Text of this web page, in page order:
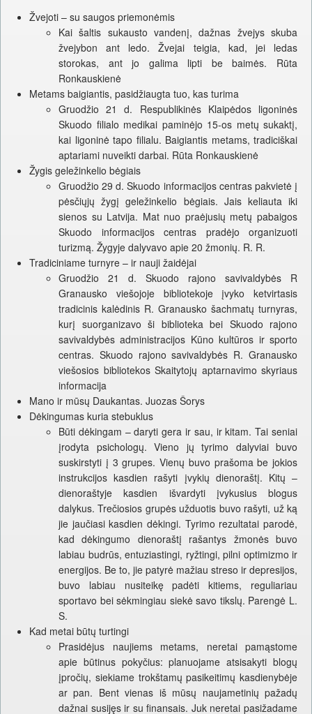
Žvejoti – su saugos priemonėmis
Kai šaltis sukausto vandenį, dažnas žvejys skuba
žvejybon ant ledo. Žvejai teigia, kad, jei ledas
storokas, ant jo galima lipti be baimės. Rūta
Ronkauskienė
Metams baigiantis, pasidžiaugta tuo, kas turima
Gruodžio 21 d. Respublikinės Klaipėdos ligoninės
Skuodo filialo medikai paminėjo 15-os metų sukaktį,
kai ligoninė tapo filialu. Baigiantis metams, tradiciškai
aptariami nuveikti darbai. Rūta Ronkauskienė
Žygis geležinkelio bėgiais
Gruodžio 29 d. Skuodo informacijos centras pakvietė į
pėsčiųjų žygį geležinkelio bėgiais. Jais keliauta iki
sienos su Latvija. Mat nuo praėjusių metų pabaigos
Skuodo informacijos centras pradėjo organizuoti
turizmą. Žygyje dalyvavo apie 20 žmonių. R. R.
Tradiciniame turnyre – ir nauji žaidėjai
Gruodžio 21 d. Skuodo rajono savivaldybės R
Granausko viešojoje bibliotekoje įvyko ketvirtasis
tradicinis kalėdinis R. Granausko šachmatų turnyras,
kurį suorganizavo ši biblioteka bei Skuodo rajono
savivaldybės administracijos Kūno kultūros ir sporto
centras. Skuodo rajono savivaldybės R. Granausko
viešosios bibliotekos Skaitytojų aptarnavimo skyriaus
informacija
Mano ir mūsų Daukantas. Juozas Šorys
Dėkingumas kuria stebuklus
Būti dėkingam – daryti gera ir sau, ir kitam. Tai seniai
įrodyta psichologų. Vieno jų tyrimo dalyviai buvo
suskirstyti į 3 grupes. Vienų buvo prašoma be jokios
instrukcijos kasdien rašyti įvykių dienoraštį. Kitų –
dienoraštyje kasdien išvardyti įvykusius blogus
dalykus. Trečiosios grupės užduotis buvo rašyti, už ką
jie jaučiasi kasdien dėkingi. Tyrimo rezultatai parodė,
kad dėkingumo dienoraštį rašantys žmonės buvo
labiau budrūs, entuziastingi, ryžtingi, pilni optimizmo ir
energijos. Be to, jie patyrė mažiau streso ir depresijos,
buvo labiau nusiteikę padėti kitiems, reguliariau
sportavo bei sėkmingiau siekė savo tikslų. Parengė L.
S.
Kad metai būtų turtingi
Prasidėjus naujiems metams, neretai pamąstome
apie būtinus pokyčius: planuojame atsisakyti blogų
įpročių, siekiame trokštamų pasikeitimų kasdienybėje
ar pan. Bent vienas iš mūsų naujametinių pažadų
dažnai susijęs ir su finansais. Juk neretai pasižadame